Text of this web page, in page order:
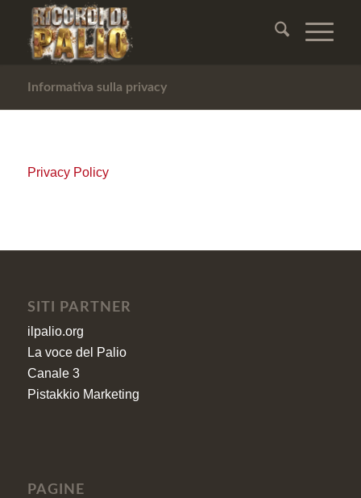
Informativa sulla privacy
Privacy Policy
SITI PARTNER
ilpalio.org
La voce del Palio
Canale 3
Pistakkio Marketing
PAGINE